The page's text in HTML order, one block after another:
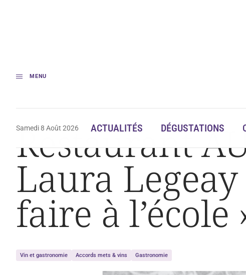
MENU
Samedi 8 Août 2026 ACTUALITÉS DÉGUSTATIONS
Accueil Gastronomie Restaurant AUMI : Mickaël Clautour et Laura Legeay «
Restaurant
Laura
faire à l’école
Vin et gastronomie Accords mets & vins Gastronomie